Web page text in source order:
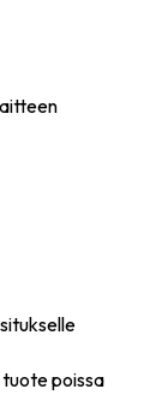
tuote poissa